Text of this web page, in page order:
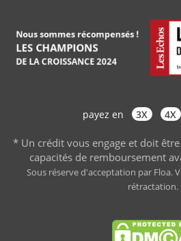
payez en 3X 4X
* Un crédit vous engage et doit
capacités de remboursement
Sous réserve d'acceptation par Floa.
rétractation.